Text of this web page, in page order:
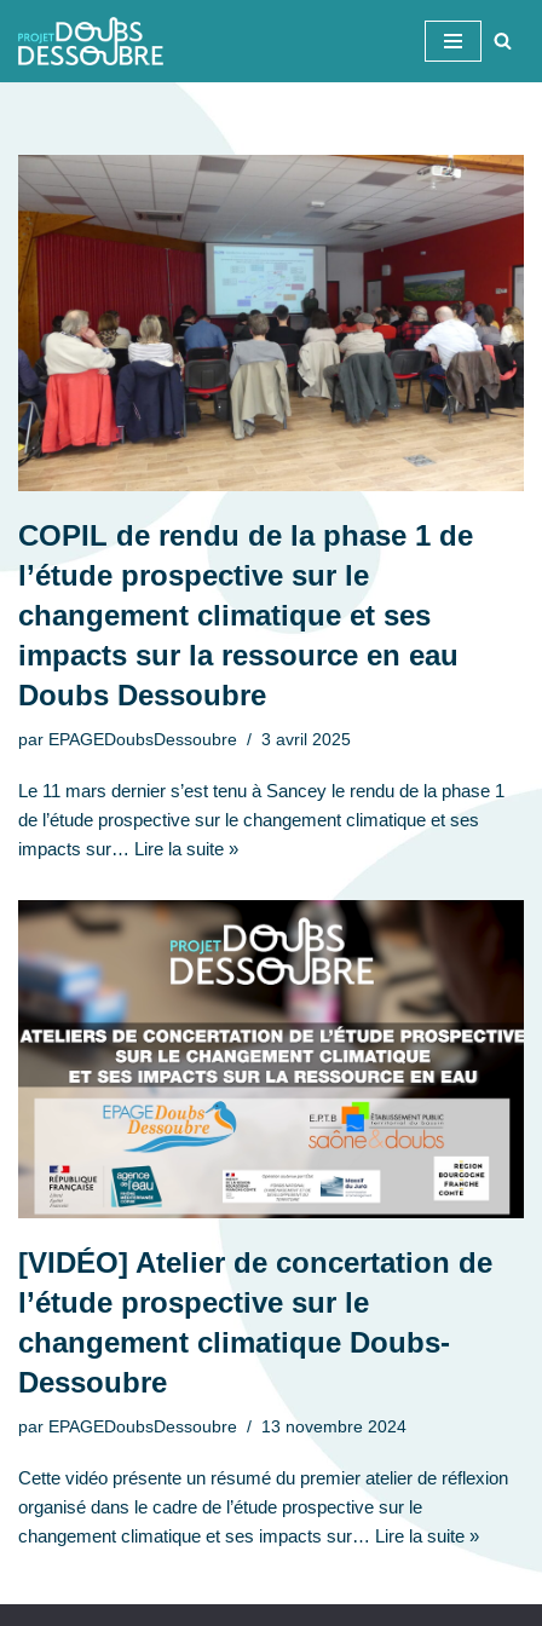
Aller
COPIL de rendu de la phase 1 de
l’étude prospective sur le
changement climatique et ses
impacts sur la ressource en eau
Doubs Dessoubre
par EPAGEDoubsDessoubre 3 avril 2025
Le 11 mars dernier s’est tenu à Sancey le rendu de la phase 1
de l’étude prospective sur le changement climatique et ses
impacts sur… Lire la suite »
[VIDÉO] Atelier de concertation de
l’étude prospective sur le
changement climatique Doubs-
Dessoubre
par EPAGEDoubsDessoubre 13 novembre 2024
Cette vidéo présente un résumé du premier atelier de réflexion
organisé dans le cadre de l’étude prospective sur le
changement climatique et ses impacts sur… Lire la suite »